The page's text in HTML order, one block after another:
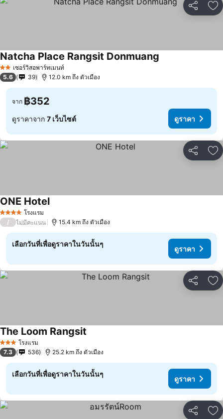
แชร์ เ
2 ดาวเซอร์วิสอพาร์ทเมนท์
Natcha Place Rangsit Donmuang
5.6 39 12.0 km ถึง ตัวเมือง
จาก ฿352
ดูราคาจาก 7 เว็บไซต์ ดูราคา
แชร์ เ
4 ดาว โรงแรม
ONE Hotelดูราคา
/ ไม่มีคะแนน 15.4 km ถึง ตัวเมือง
เลือกวันที่เพื่อดูราคาในวันนั้นๆ
ดูราคา
แชร์ เ
3 ดาว โรงแรม
The Loom Rangsit
7.3 536 25.2 km ถึง ตัวเมือง
เลือกวันที่เพื่อดูราคาในวันนั้นๆ
ดูราคา
แชร์ เ